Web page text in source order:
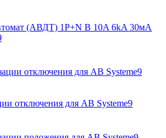
(АВДТ) 1P+N B 10A 6kA 30мА
отключения для АВ Systeme9